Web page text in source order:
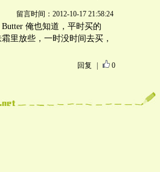
留言时间：2012-10-17 21:58:24
俺也知道，平时买的
里放些，一时没时间去买，
回复 0